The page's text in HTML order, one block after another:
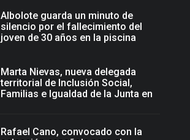
Albolote guarda un minuto de
silencio por el fallecimiento del
joven de 30 años en la piscina
Marta Nievas, nueva delegada
territorial de Inclusión Social,
Familias e Igualdad de la Junta en
Rafael Cano, convocado con la